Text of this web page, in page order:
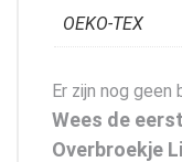
OEKO-TEX
Er zijn nog geen
Wees de
Overbroekje